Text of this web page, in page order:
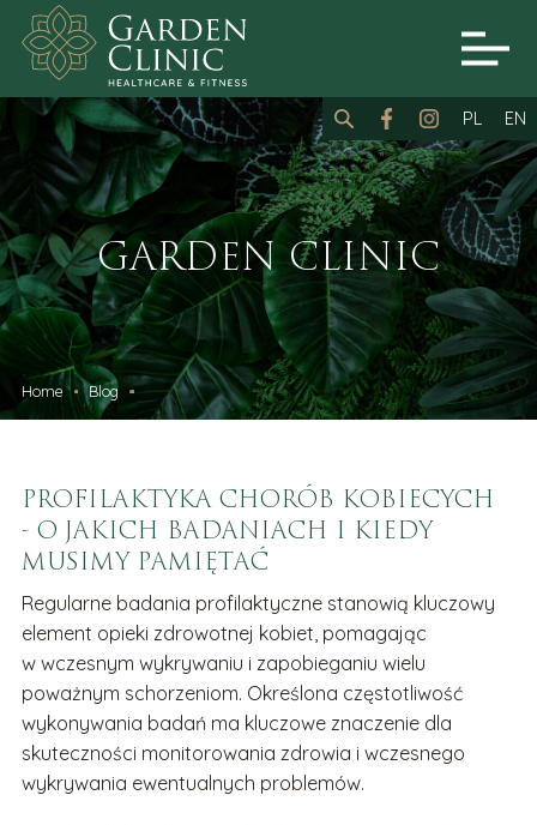
PL EN
GARDEN CLINIC
Home Blog
PROFILAKTYKA CHORÓB KOBIECYCH
- O JAKICH BADANIACH I KIEDY
MUSIMY PAMIĘTAĆ
Regularne badania profilaktyczne stanowią kluczowy
element opieki zdrowotnej kobiet, pomagając
w wczesnym wykrywaniu i zapobieganiu wielu
poważnym schorzeniom. Określona częstotliwość
wykonywania badań ma kluczowe znaczenie dla
skuteczności monitorowania zdrowia i wczesnego
wykrywania ewentualnych problemów.